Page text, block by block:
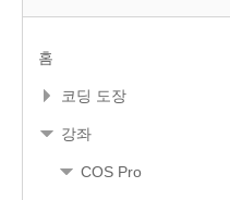
홈
코딩 도장
강좌
COS Pro